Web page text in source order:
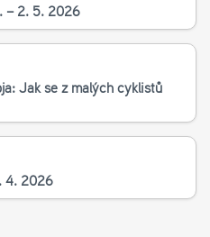
– 2. 5. 2026
Jak se z malých cyklistů
4. 2026